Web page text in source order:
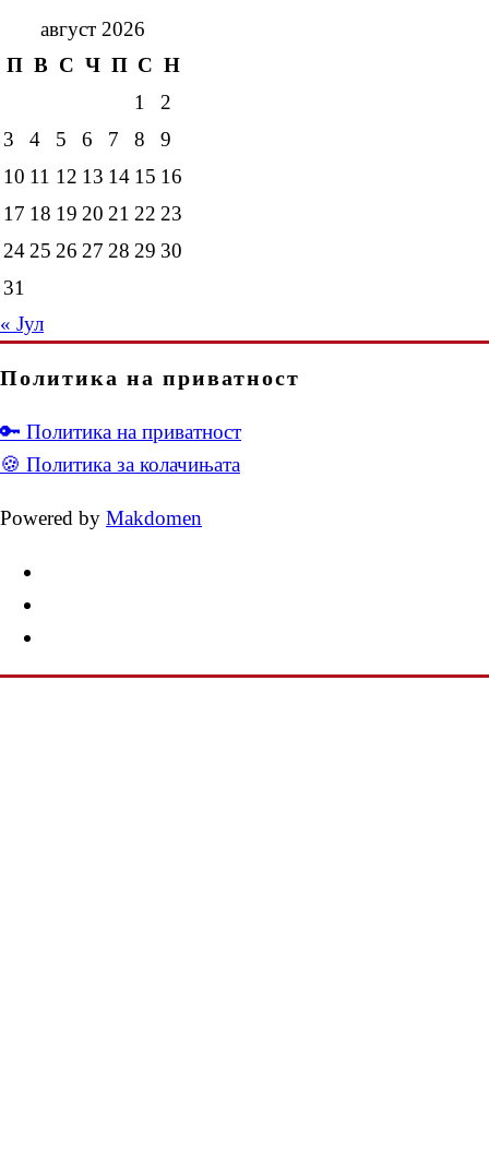
август 2026
П В С Ч П С Н
1
2
3
4 5 6 7 8
9
10 11 12 13 14 15 16
17 18 19 20 21 22 23
24 25 26 27 28 29 30
31
« Јул
Политика на приватност
🔑 Политика на приватност
🍪 Политика за колачињата
Powered by Makdomen